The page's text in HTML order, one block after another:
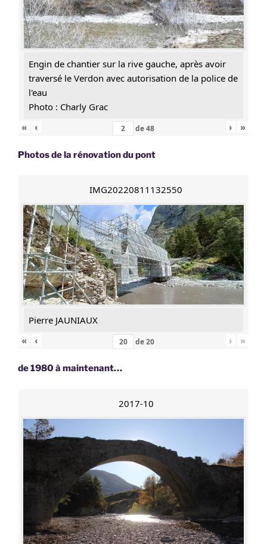
Engin de chantier sur la rive gauche, après avoir
traversé le Verdon avec autorisation de la police de
l'eau
Photo : Charly Grac
«
‹ de48 › »
Photos de la rénovation du pont
IMG20220811132550
Pierre JAUNIAUX
«
‹ de20 › »
de 1980 à maintenant…
2017-10